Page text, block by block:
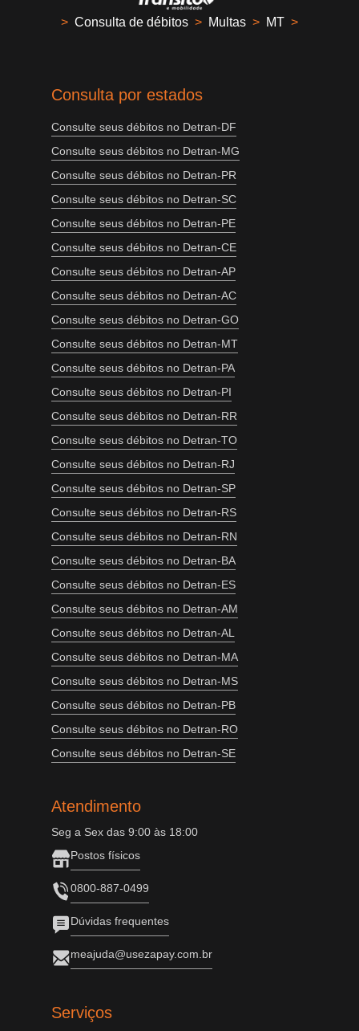
> Consulta de débitos > Multas > MT >
Consulta por estados
Consulte seus débitos no Detran-DF
Consulte seus débitos no Detran-MG
Consulte seus débitos no Detran-PR
Consulte seus débitos no Detran-SC
Consulte seus débitos no Detran-PE
Consulte seus débitos no Detran-CE
Consulte seus débitos no Detran-AP
Consulte seus débitos no Detran-AC
Consulte seus débitos no Detran-GO
Consulte seus débitos no Detran-MT
Consulte seus débitos no Detran-PA
Consulte seus débitos no Detran-PI
Consulte seus débitos no Detran-RR
Consulte seus débitos no Detran-TO
Consulte seus débitos no Detran-RJ
Consulte seus débitos no Detran-SP
Consulte seus débitos no Detran-RS
Consulte seus débitos no Detran-RN
Consulte seus débitos no Detran-BA
Consulte seus débitos no Detran-ES
Consulte seus débitos no Detran-AM
Consulte seus débitos no Detran-AL
Consulte seus débitos no Detran-MA
Consulte seus débitos no Detran-MS
Consulte seus débitos no Detran-PB
Consulte seus débitos no Detran-RO
Consulte seus débitos no Detran-SE
Atendimento
Seg a Sex das 9:00 às 18:00
Postos físicos
0800-887-0499
Dúvidas frequentes
meajuda@usezapay.com.br
Serviços